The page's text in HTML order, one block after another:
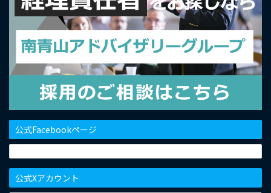
公式Facebookページ
公式Xアカウント